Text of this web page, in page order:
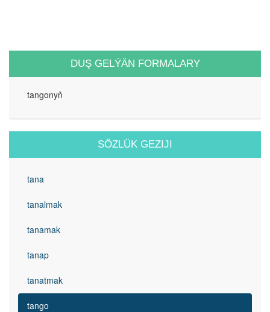
DUŞ GELÝÄN FORMALARY
tangonyň
SÖZLÜK GEZIJI
tana
tanalmak
tanamak
tanap
tanatmak
tango